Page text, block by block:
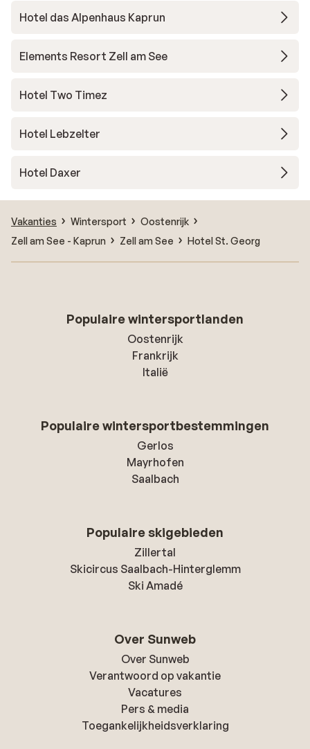
Hotel das Alpenhaus Kaprun
Elements Resort Zell am See
Hotel Two Timez
Hotel Lebzelter
Hotel Daxer
Vakanties Wintersport
Oostenrijk
Zell am See - Kaprun
Zell am See Hotel St. Georg
Populaire wintersportlanden
Oostenrijk
Frankrijk
Italië
Populaire wintersportbestemmingen
Gerlos
Mayrhofen
Saalbach
Populaire skigebieden
Zillertal
Skicircus Saalbach-Hinterglemm
Ski Amadé
Over Sunweb
Over Sunweb
Verantwoord op vakantie
Vacatures
Pers & media
Toegankelijkheidsverklaring